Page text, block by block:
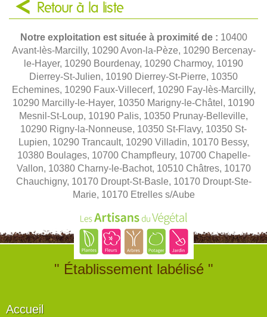
Retour à la liste
Notre exploitation est située à proximité de : 10400
Avant-lès-Marcilly, 10290 Avon-la-Pèze, 10290 Bercenay-
le-Hayer, 10290 Bourdenay, 10290 Charmoy, 10190
Dierrey-St-Julien, 10190 Dierrey-St-Pierre, 10350
Echemines, 10290 Faux-Villecerf, 10290 Fay-lès-Marcilly,
10290 Marcilly-le-Hayer, 10350 Marigny-le-Châtel, 10190
Mesnil-St-Loup, 10190 Palis, 10350 Prunay-Belleville,
10290 Rigny-la-Nonneuse, 10350 St-Flavy, 10350 St-
Lupien, 10290 Trancault, 10290 Villadin, 10170 Bessy,
10380 Boulages, 10700 Champfleury, 10700 Chapelle-
Vallon, 10380 Charny-le-Bachot, 10510 Châtres, 10170
Chauchigny, 10170 Droupt-St-Basle, 10170 Droupt-Ste-
Marie, 10170 Etrelles s/Aube
" Établissement labélisé "
Accueil